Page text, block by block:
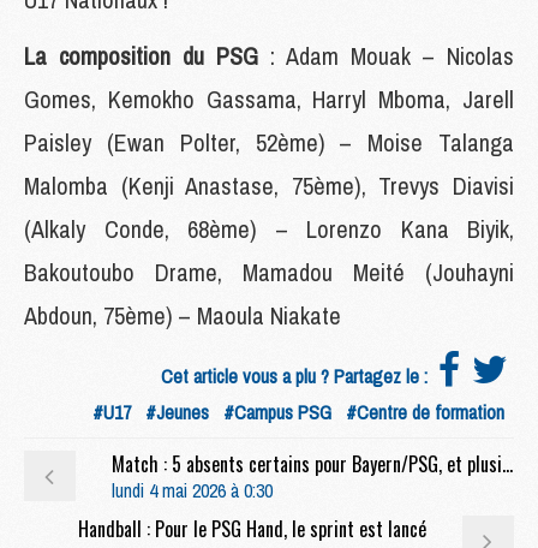
La composition du PSG : Adam Mouak – Nicolas
Gomes, Kemokho Gassama, Harryl Mboma, Jarell
Paisley (Ewan Polter, 52ème) – Moise Talanga
Malomba (Kenji Anastase, 75ème), Trevys Diavisi
(Alkaly Conde, 68ème) – Lorenzo Kana Biyik,
Bakoutoubo Drame, Mamadou Meité (Jouhayni
Abdoun, 75ème) – Maoula Niakate
Cet article vous a plu ? Partagez le :
#U17 #Jeunes #Campus PSG #Centre de formation
Match : 5 absents certains pour Bayern/PSG, et plusieurs incertains
lundi 4 mai 2026 à 0:30
Handball : Pour le PSG Hand, le sprint est lancé